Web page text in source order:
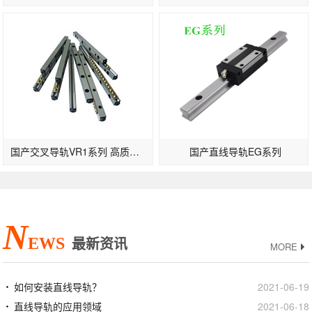
国产交叉导轨VR1系列 高质量滚柱导轨 国产直线导轨EG系列
NEWS 最新资讯 MORE
如何安装直线导轨？
2021-06-19
直线导轨的应用领域
2021-06-18